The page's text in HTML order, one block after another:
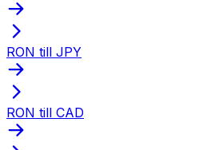
RON till JPY
RON till CAD